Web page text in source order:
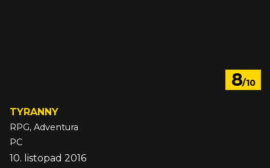
8/10
TYRANNY
RPG, Adventura
PC
10. listopad 2016